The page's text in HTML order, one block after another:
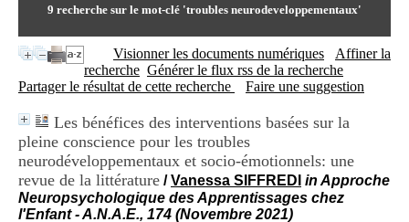
9h00-12h00 13h30-16h00
+33(0)4 37 91 54 65
Fax:+33(0)4 37 91 54 37
Mail
9 recherche sur le mot-clé 'troubles neurodeveloppementaux'
Visionner les documents numériques
Affiner la
recherche Générer le flux rss de la recherche
Partager le résultat de cette recherche
Faire une suggestion
Les bénéfices des interventions basées sur la
pleine conscience pour les troubles
neurodéveloppementaux et socio-émotionnels: une
revue de la littérature /Vanessa SIFFREDI in Approche
Neuropsychologique des Apprentissages chez
l'Enfant - A.N.A.E., 174 (Novembre 2021)
t
n
t
e
D
o
u
m